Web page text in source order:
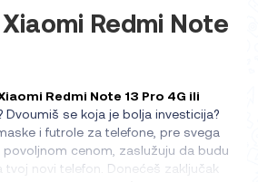
Redmi Note
Redmi Note 13 Pro 4G ili
Dvoumiš se koja je bolja investicija?
i futrole za telefone, pre svega
cenom, zaslužuju da budu
novi telefon. Donećeš zaključak